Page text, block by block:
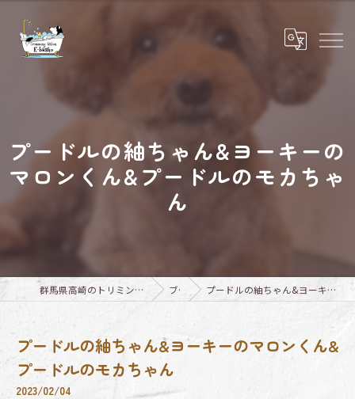
プードルの紬ちゃん&ヨーキーの
マロンくん&プードルのモカちゃ
ん
群馬県高崎のトリミングならTrimming Salon E-basho ブログ プードルの紬ちゃん&ヨーキーのマロンくん&プードルのモカちゃん
プードルの紬ちゃん&ヨーキーのマロンくん&
プードルのモカちゃん
2023/02/04